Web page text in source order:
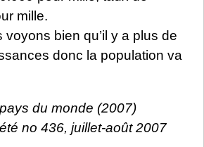
mille.
bien qu’il y a plus de
donc la population va
du monde (2007)
no 436, juillet-août 2007